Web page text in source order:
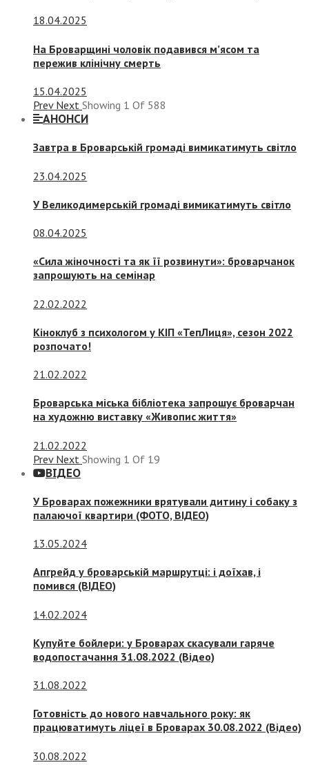
18.04.2025
На Броварщині чоловік подавився м’ясом та
пережив клінічну смерть
15.04.2025
Prev Next Showing 1 Of 588
АНОНСИ
Завтра в Броварській громаді вимикатимуть світло
23.04.2025
У Великодимерській громаді вимикатимуть світло
08.04.2025
«Сила жіночності та як її розвинути»: броварчанок
запрошують на семінар
22.02.2022
Кіноклуб з психологом у КІП «ТепЛиця», сезон 2022
розпочато!
21.02.2022
Броварська міська бібліотека запрошує броварчан
на художню виставку «Живопис життя»
21.02.2022
Prev Next Showing 1 Of 19
ВІДЕО
У Броварах пожежники врятували дитину і собаку з
палаючої квартири (ФОТО, ВІДЕО)
13.05.2024
Апгрейд у броварській маршрутці: і доїхав, і
помився (ВІДЕО)
14.02.2024
Купуйте бойлери: у Броварах скасували гаряче
водопостачання 31.08.2022 (Відео)
31.08.2022
Готовність до нового навчального року: як
працюватимуть ліцеї в Броварах 30.08.2022 (Відео)
30.08.2022